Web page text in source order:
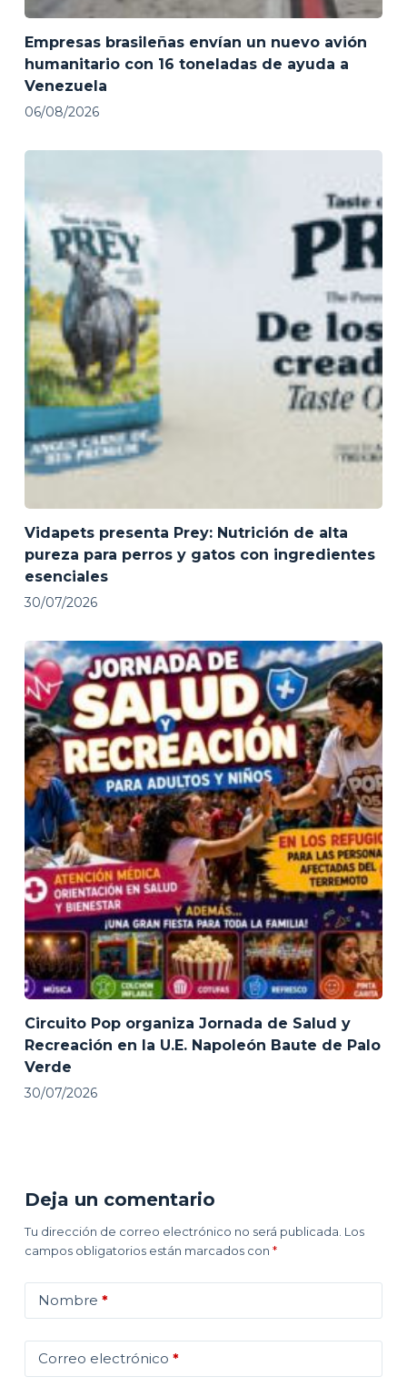
Empresas brasileñas envían un nuevo avión
humanitario con 16 toneladas de ayuda a
Venezuela
06/08/2026
Vidapets presenta Prey: Nutrición de alta
pureza para perros y gatos con ingredientes
esenciales
30/07/2026
Circuito Pop organiza Jornada de Salud y
Recreación en la U.E. Napoleón Baute de Palo
Verde
30/07/2026
Deja un comentario
Tu dirección de correo electrónico no será publicada. Los
campos obligatorios están marcados con *
Nombre *
Correo electrónico *